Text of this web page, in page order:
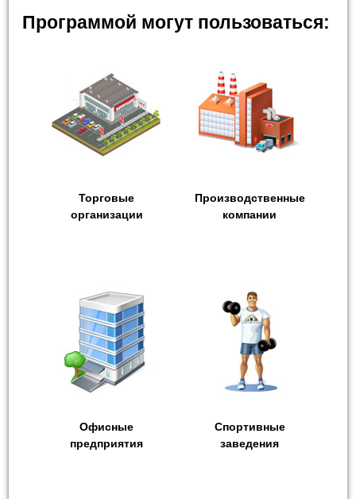
Программой могут пользоваться:
Торговые
организации
Производственные
компании
Офисные
предприятия
Спортивные
заведения